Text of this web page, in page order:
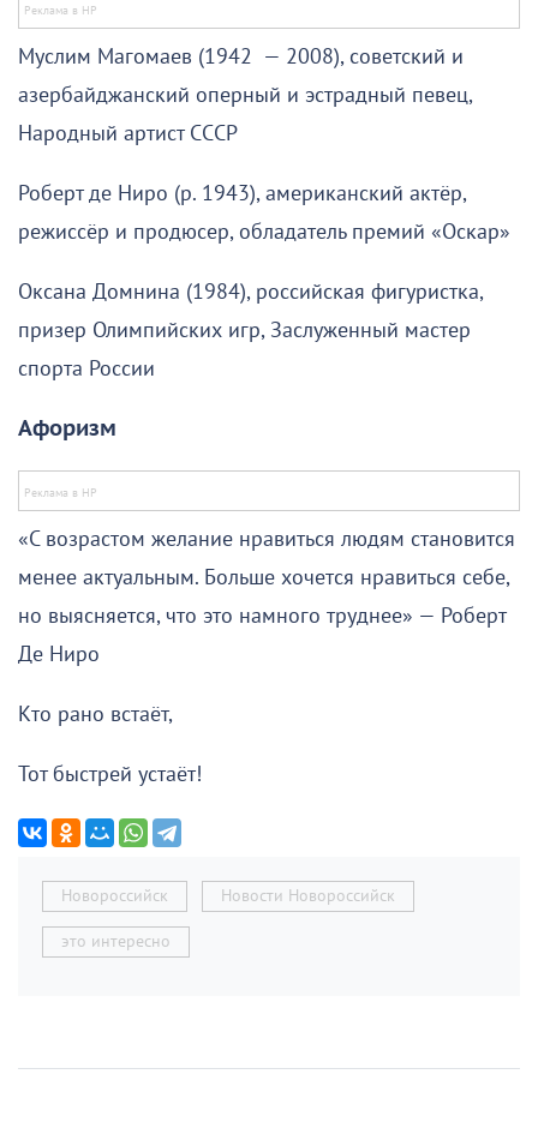
Муслим Магомаев (1942 — 2008), советский и
азербайджанский оперный и эстрадный певец,
Народный артист СССР
Роберт де Ниро (р. 1943), американский актёр,
режиссёр и продюсер, обладатель премий «Оскар»
Оксана Домнина (1984), российская фигуристка,
призер Олимпийских игр, Заслуженный мастер
спорта России
Афоризм
«С возрастом желание нравиться людям становится
менее актуальным. Больше хочется нравиться себе,
но выясняется, что это намного труднее» — Роберт
Де Ниро
Кто рано встаёт,
Тот быстрей устаёт!
Новороссийск Новости Новороссийск
это интересно